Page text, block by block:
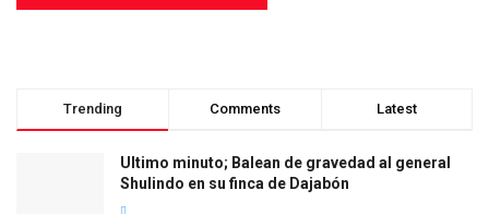
Trending Comments Latest
Ultimo minuto; Balean de gravedad al general
Shulindo en su finca de Dajabón